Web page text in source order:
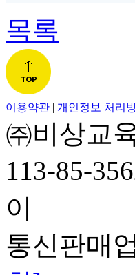
목록
이용약관 | 개인정보 처리
㈜비상교
113-85-
이
통신판매